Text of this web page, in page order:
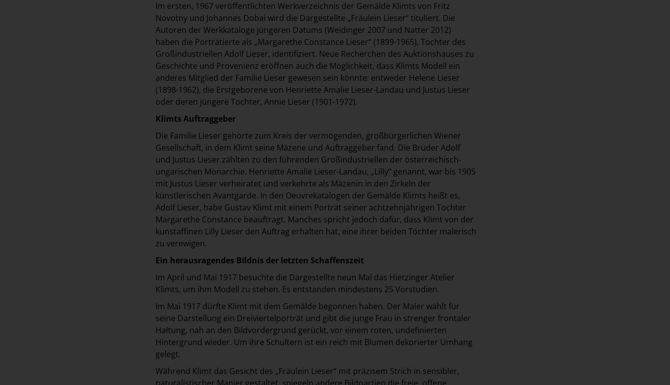
Im ersten, 1967 veröffentlichten Werkverzeichnis der Gemälde Klimts von Fritz
Novotny und Johannes Dobai wird die Dargestellte „Fräulein Lieser“ tituliert. Die
Autoren der Werkkataloge jüngeren Datums (Weidinger 2007 und Natter 2012)
haben die Porträtierte als „Margarethe Constance Lieser“ (1899-1965), Tochter des
Großindustriellen Adolf Lieser, identifiziert. Neue Recherchen des Auktionshauses zu
Geschichte und Provenienz eröffnen auch die Möglichkeit, dass Klimts Modell ein
anderes Mitglied der Familie Lieser gewesen sein könnte: entweder Helene Lieser
(1898-1962), die Erstgeborene von Henriette Amalie Lieser-Landau und Justus Lieser
oder deren jüngere Tochter, Annie Lieser (1901-1972).
Klimts Auftraggeber
Die Familie Lieser gehörte zum Kreis der vermögenden, großbürgerlichen Wiener
Gesellschaft, in dem Klimt seine Mäzene und Auftraggeber fand. Die Brüder Adolf
und Justus Lieser zählten zu den führenden Großindustriellen der österreichisch-
ungarischen Monarchie. Henriette Amalie Lieser-Landau, „Lilly“ genannt, war bis 1905
mit Justus Lieser verheiratet und verkehrte als Mäzenin in den Zirkeln der
künstlerischen Avantgarde. In den Oeuvrekatalogen der Gemälde Klimts heißt es,
Adolf Lieser, habe Gustav Klimt mit einem Porträt seiner achtzehnjährigen Tochter
Margarethe Constance beauftragt. Manches spricht jedoch dafür, dass Klimt von der
kunstaffinen Lilly Lieser den Auftrag erhalten hat, eine ihrer beiden Töchter malerisch
zu verewigen.
Ein herausragendes Bildnis der letzten Schaffenszeit
Im April und Mai 1917 besuchte die Dargestellte neun Mal das Hietzinger Atelier
Klimts, um ihm Modell zu stehen. Es entstanden mindestens 25 Vorstudien.
Im Mai 1917 dürfte Klimt mit dem Gemälde begonnen haben. Der Maler wählt für
seine Darstellung ein Dreiviertelporträt und gibt die junge Frau in strenger frontaler
Haltung, nah an den Bildvordergrund gerückt, vor einem roten, undefinierten
Hintergrund wieder. Um ihre Schultern ist ein reich mit Blumen dekorierter Umhang
gelegt.
Während Klimt das Gesicht des „Fräulein Lieser“ mit präzisem Strich in sensibler,